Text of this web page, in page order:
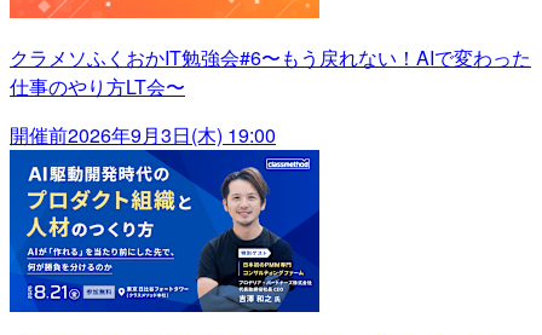
クラメソふくおかIT勉強会#6〜もう戻れない！AIで変わった
仕事のやり方LT会〜
開催前2026年9月3日(木) 19:00